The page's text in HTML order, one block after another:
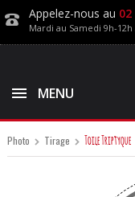
Appelez-nous au
Mardi au Samedi 9h-
MENU
Photo Tirage Toile Triptyque